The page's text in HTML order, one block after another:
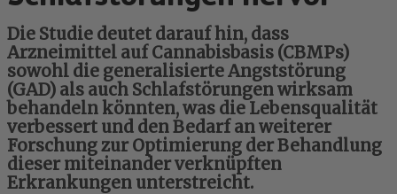
Die Studie deutet darauf hin, dass
Arzneimittel auf Cannabisbasis (CBMPs)
sowohl die generalisierte Angststörung
(GAD) als auch Schlafstörungen wirksam
behandeln könnten, was die Lebensqualität
verbessert und den Bedarf an weiterer
Forschung zur Optimierung der Behandlung
dieser miteinander verknüpften
Erkrankungen unterstreicht.